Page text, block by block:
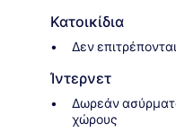
Κατοικίδια
Δεν
Ίντερνετ
Δωρεάν
χώρους